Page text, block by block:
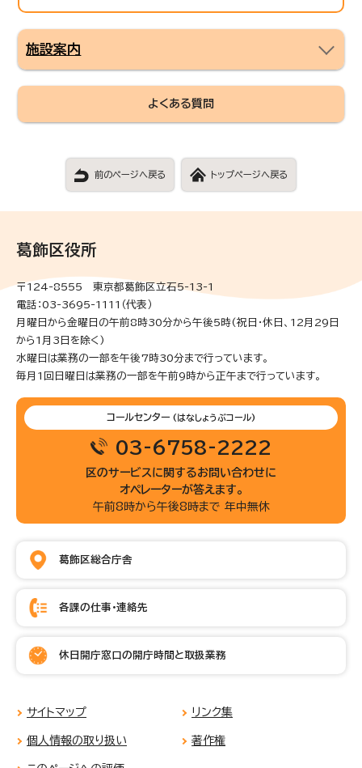
施設案内
よくある質問
前のページへ戻る トップページへ戻る
葛飾区役所
〒124-8555 東京都葛飾区立石5-13-1
電話：03-3695-1111（代表）
月曜日から金曜日の午前8時30分から午後5時(祝日・休日、12月29日
から1月3日を除く)
水曜日は業務の一部を午後7時30分まで行っています。
毎月1回日曜日は業務の一部を午前9時から正午まで行っています。
コールセンター (はなしょうぶコール)
03-6758-2222
区のサービスに関するお問い合わせに
オペレーターが答えます。
午前8時から午後8時まで 年中無休
葛飾区総合庁舎
各課の仕事・連絡先
休日開庁窓口の開庁時間と取扱業務
サイトマップ リンク集
個人情報の取り扱い 著作権